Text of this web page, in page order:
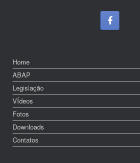
Home
ABAP
Legislação
VÍdeos
Fotos
Downloads
Contatos